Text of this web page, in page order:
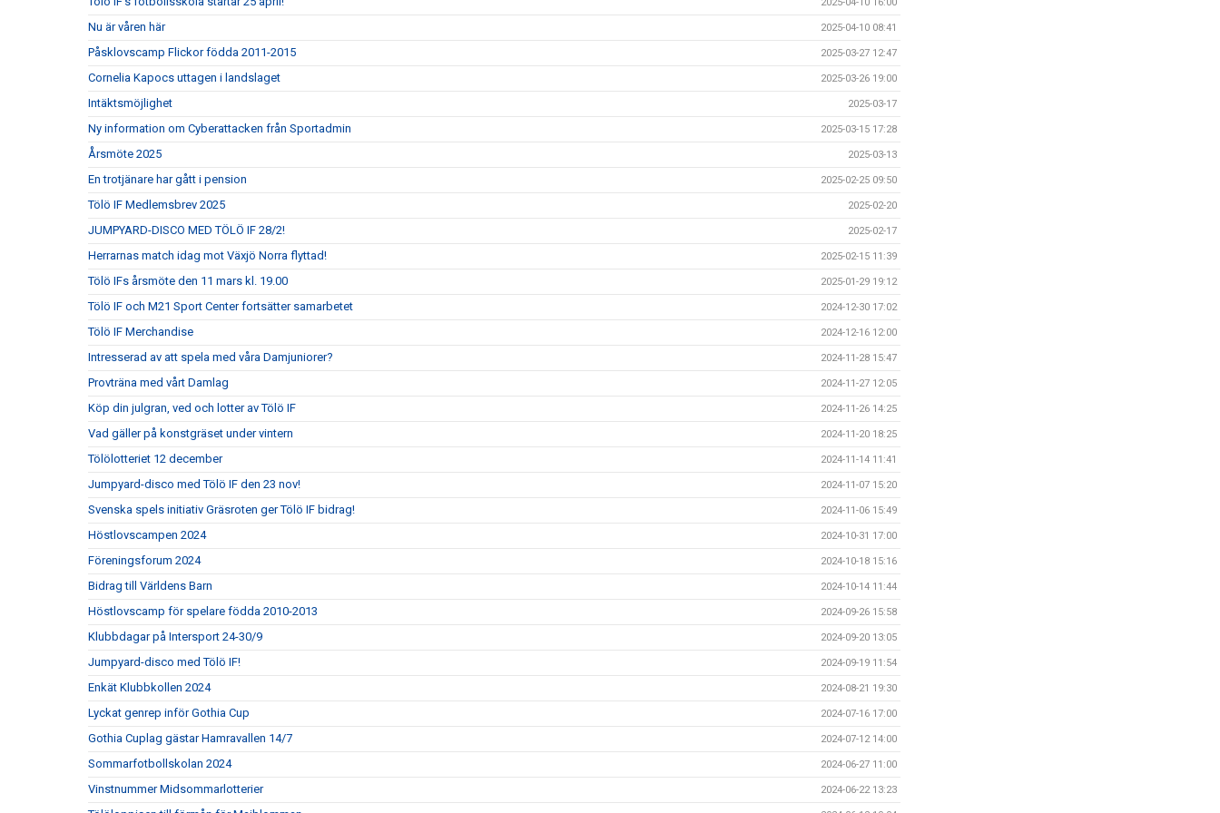
Nu är våren här 2025-04-10 08:41
Påsklovscamp Flickor födda 2011-2015 2025-03-27 12:47
Cornelia Kapocs uttagen i landslaget 2025-03-26 19:00
Intäktsmöjlighet 2025-03-17
Ny information om Cyberattacken från Sportadmin 2025-03-15 17:28
Årsmöte 2025 2025-03-13
En trotjänare har gått i pension 2025-02-25 09:50
Tölö IF Medlemsbrev 2025 2025-02-20
JUMPYARD-DISCO MED TÖLÖ IF 28/2! 2025-02-17
Herrarnas match idag mot Växjö Norra flyttad! 2025-02-15 11:39
Tölö IFs årsmöte den 11 mars kl. 19.00 2025-01-29 19:12
Tölö IF och M21 Sport Center fortsätter samarbetet 2024-12-30 17:02
Tölö IF Merchandise 2024-12-16 12:00
Intresserad av att spela med våra Damjuniorer? 2024-11-28 15:47
Provträna med vårt Damlag 2024-11-27 12:05
Köp din julgran, ved och lotter av Tölö IF 2024-11-26 14:25
Vad gäller på konstgräset under vintern 2024-11-20 18:25
Tölölotteriet 12 december 2024-11-14 11:41
Jumpyard-disco med Tölö IF den 23 nov! 2024-11-07 15:20
Svenska spels initiativ Gräsroten ger Tölö IF bidrag! 2024-11-06 15:49
Höstlovscampen 2024 2024-10-31 17:00
Föreningsforum 2024 2024-10-18 15:16
Bidrag till Världens Barn 2024-10-14 11:44
Höstlovscamp för spelare födda 2010-2013 2024-09-26 15:58
Klubbdagar på Intersport 24-30/9 2024-09-20 13:05
Jumpyard-disco med Tölö IF! 2024-09-19 11:54
Enkät Klubbkollen 2024 2024-08-21 19:30
Lyckat genrep inför Gothia Cup 2024-07-16 17:00
Gothia Cuplag gästar Hamravallen 14/7 2024-07-12 14:00
Sommarfotbollskolan 2024 2024-06-27 11:00
Vinstnummer Midsommarlotterier 2024-06-22 13:23